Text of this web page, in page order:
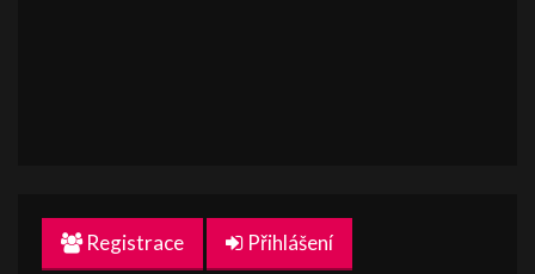
Registrace Přihlášení